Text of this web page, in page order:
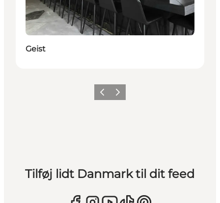
Geist
ForrigeNæste
Tilføj lidt Danmark til dit feed